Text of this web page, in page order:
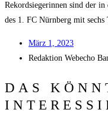
Rekord­sie­ge­rin­nen sind der
des 1. FC Nürn­berg mit sechs
März 1, 2023
Redak­ti­on Web­echo
DAS